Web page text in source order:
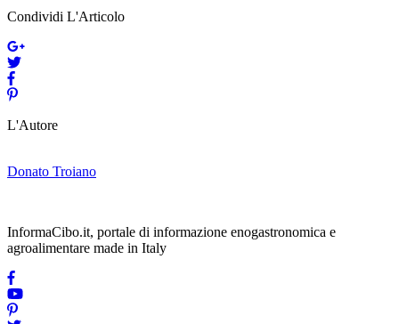
Condividi L'Articolo
L'Autore
Donato Troiano
InformaCibo.it, portale di informazione enogastronomica e
agroalimentare made in Italy